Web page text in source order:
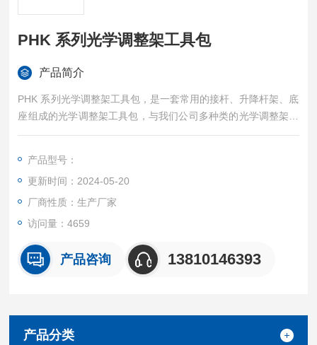
PHK 系列光学调整架工具包
产品简介
PHK 系列光学调整架工具包，是一套常用的接杆、升降杆架、底
座组成的光学调整架工具包，与我们公司多种类的光学调整架配
合使用。包含2 款产品，一款是配合直径 12 毫米接杆的光学套
箱， 存储方便。
产品型号：
更新时间：2024-05-20
厂商性质：生产厂家
访问量：4659
产品咨询 13810146393
产品分类